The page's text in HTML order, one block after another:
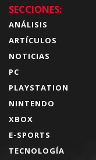
SECCIONES:
ANÁLISIS
ARTÍCULOS
NOTICIAS
PC
PLAYSTATION
NINTENDO
XBOX
E-SPORTS
TECNOLOGÍA